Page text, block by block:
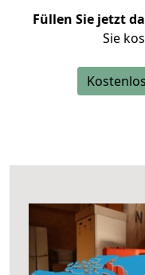
Füllen Sie jetzt
Sie